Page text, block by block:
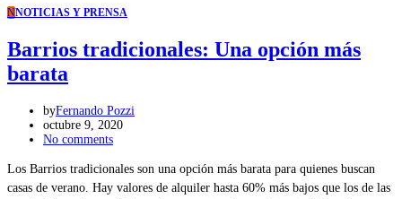
NNOTICIAS Y PRENSA
Barrios tradicionales: Una opción más
barata
byFernando Pozzi
octubre 9, 2020
No comments
Los Barrios tradicionales son una opción más barata para quienes buscan
casas de verano. Hay valores de alquiler hasta 60% más bajos que los de las